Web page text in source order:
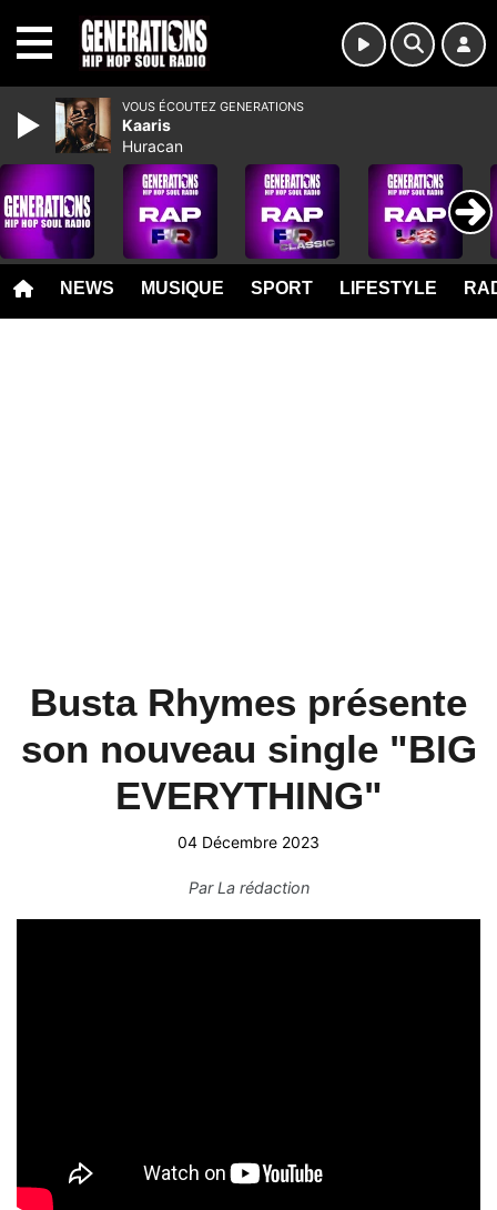
NEWS MUSIQUE SPORT LIFESTYLE
Busta Rhymes présente
son nouveau single "BIG
EVERYTHING"
04 Décembre 2023
ParLa rédaction
VOUS ÉCOUTEZ GENERATIONS
Kaaris
Huracan